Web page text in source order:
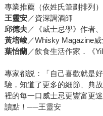
專業推薦（依姓氏筆劃排列）
王靈安／資深調酒師
邱德夫／《威士忌學》作者
黃培峻／Whisky Magazine
葉怡蘭／飲食生活作家．《
專家都説：「自己喜歡就是
驗，知道了更多的細節、典
裡的每一口威士忌更豐富更
讀點！──王靈安